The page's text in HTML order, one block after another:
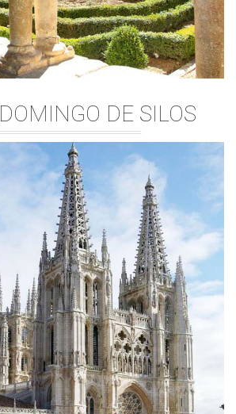
DE SILOS